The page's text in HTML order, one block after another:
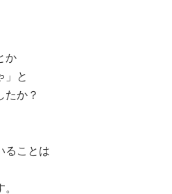
か
」と
たか？
ることは